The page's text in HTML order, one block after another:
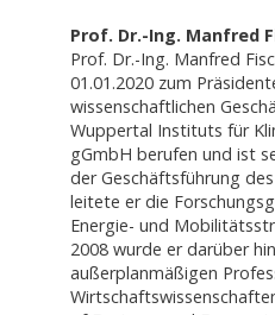
Prof. Dr.-Ing. Manfred
Prof. Dr.-Ing. Manfred
01.01.2020 zum
wissenschaftlichen
Wuppertal Instituts für
gGmbH berufen und ist
der Geschäftsführung
leitete er die
Energie- und
2008 wurde er darüber
außerplanmäßigen